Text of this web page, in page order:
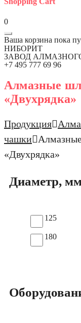
0
Ваша корзина пока
НИБОРИТ
ЗАВОД
+7 495 777 69 96
Алмазные
«Двухрядка»
Продукция
чашки
«Двухрядка»
Диаметр,
125
180